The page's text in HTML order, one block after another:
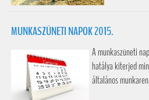
MUNKASZÜNETI NAPOK 2015.
A munkaszüneti
hatálya kiterjed
általános